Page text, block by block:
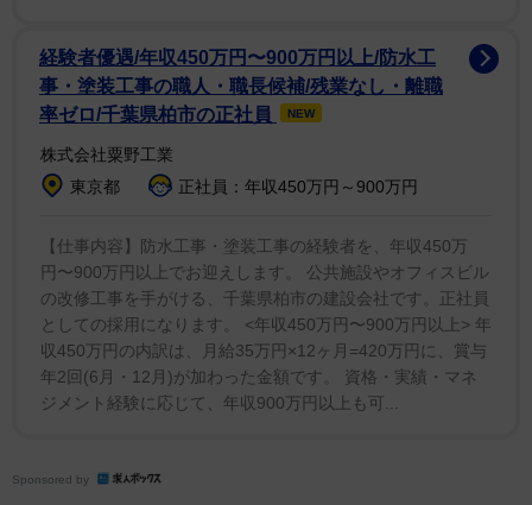
整形手術を終えた感想を「スッキリしました。別人み
たいで。最初のダウンタイムはちょっとしんどかったん
ですけどそれを乗り切ればこんなにきれいになるんだな
と思いました」とニッコリ。出来栄えに「120点で
す！」と胸を張った。
経験者優遇/年収450万円〜900万円以上/防水工
事・塗装工事の職人・職長候補/残業なし・離職
率ゼロ/千葉県柏市の正社員
NEW
株式会社粟野工業
東京都
正社員：年収450万円～900万円
【仕事内容】防水工事・塗装工事の経験者を、年収450万
円〜900万円以上でお迎えします。 公共施設やオフィスビル
の改修工事を手がける、千葉県柏市の建設会社です。正社員
としての採用になります。 <年収450万円〜900万円以上> 年
収450万円の内訳は、月給35万円×12ヶ月=420万円に、賞与
年2回(6月・12月)が加わった金額です。 資格・実績・マネ
ジメント経験に応じて、年収900万円以上も可...
Sponsored by